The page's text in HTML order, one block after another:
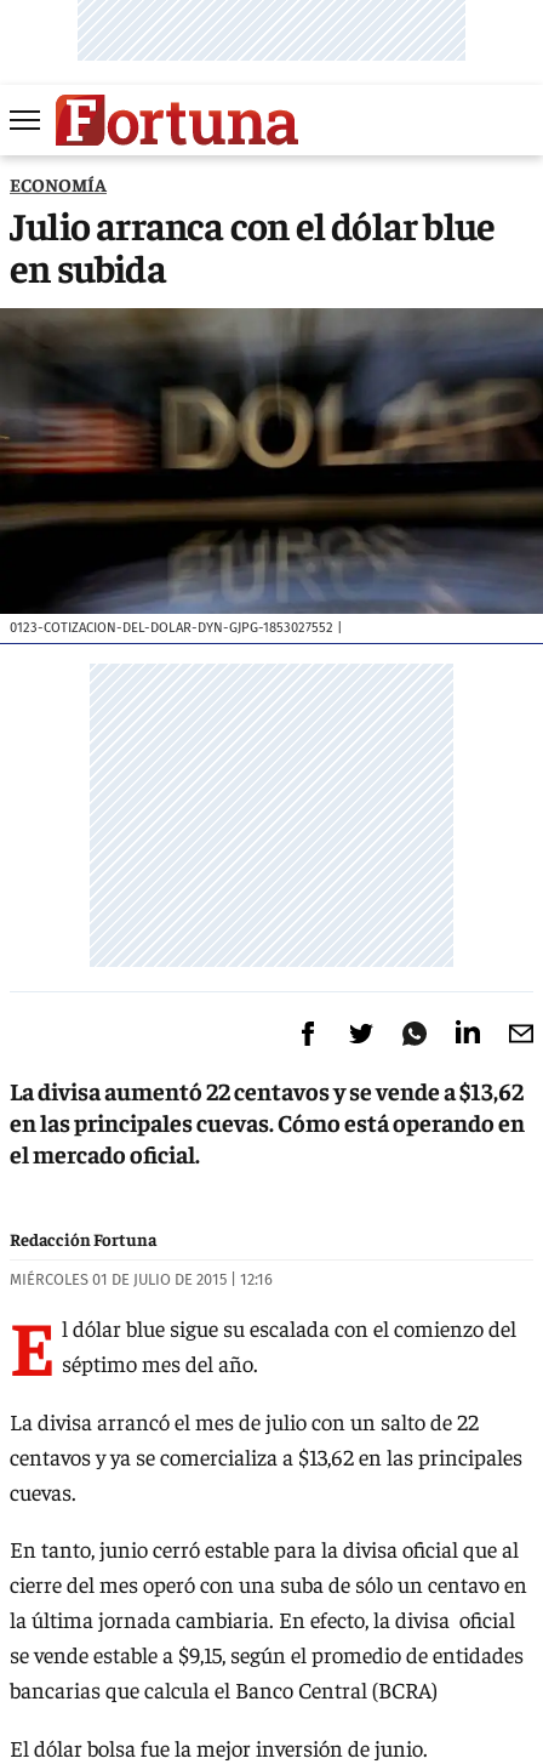
ECONOMÍA
Julio arranca con el dólar blue
en subida
0123-COTIZACION-DEL-DOLAR-DYN-GJPG-1853027552
La divisa aumentó 22 centavos y se vende a $13,62
en las principales cuevas. Cómo está operando en
el mercado oficial.
Redacción Fortuna
MIÉRCOLES 01 DE JULIO DE 2015 | 12:16
E l dólar blue sigue su escalada con el comienzo del
séptimo mes del año.
La divisa arrancó el mes de julio con un salto de 22
centavos y ya se comercializa a $13,62 en las principales
cuevas.
En tanto, junio cerró estable para la divisa oficial que al
cierre del mes operó con una suba de sólo un centavo en
la última jornada cambiaria. En efecto, la divisa oficial
se vende estable a $9,15, según el promedio de entidades
bancarias que calcula el Banco Central (BCRA)
El dólar bolsa fue la mejor inversión de junio.